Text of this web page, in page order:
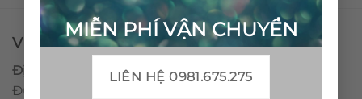
MIỄN PHÍ VẬN CHUYỂN
LIÊN HỆ 0981.675.275
VPĐD - CTY TNHH GẠCH BÔNG VIỆT NAM
Địa chỉ:
CCN Quán Lát, Xã Đức Chánh, Huyện Mộ
Đức, Tỉnh Quảng Ngãi